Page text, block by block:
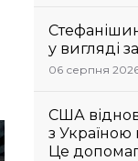
у вигляді
06 серпня
США
з Україною
Це